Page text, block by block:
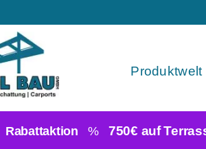
Produktwelt
Rabattaktion % 750€ auf